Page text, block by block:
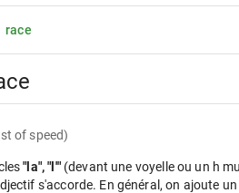
race
of speed)
"la", "l'" (devant une voyelle ou un h
s'accorde. En général, on ajoute